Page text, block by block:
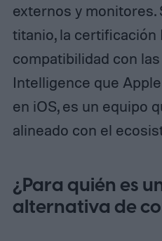
externos y monitores.
titanio, la certificación
compatibilidad con
Intelligence que
en iOS, es un equipo
alineado con el
¿Para quién es
alternativa de